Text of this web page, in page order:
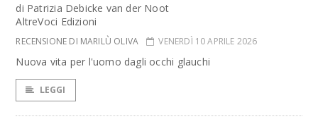
di Patrizia Debicke van der Noot
AltreVoci Edizioni
RECENSIONE DI MARILÙ OLIVA VENERDÌ 10 APRILE 2026
Nuova vita per l'uomo dagli occhi glauchi
LEGGI